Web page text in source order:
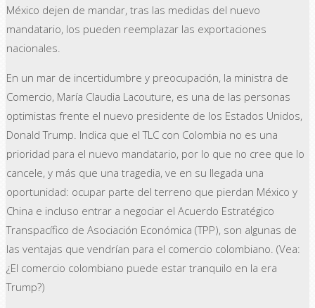
México dejen de mandar, tras las medidas del nuevo
mandatario, los pueden reemplazar las exportaciones
nacionales.
En un mar de incertidumbre y preocupación, la ministra de
Comercio, María Claudia Lacouture, es una de las personas
optimistas frente el nuevo presidente de los Estados Unidos,
Donald Trump. Indica que el TLC con Colombia no es una
prioridad para el nuevo mandatario, por lo que no cree que lo
cancele, y más que una tragedia, ve en su llegada una
oportunidad: ocupar parte del terreno que pierdan México y
China e incluso entrar a negociar el Acuerdo Estratégico
Transpacífico de Asociación Económica (TPP), son algunas de
las ventajas que vendrían para el comercio colombiano. (Vea:
¿El comercio colombiano puede estar tranquilo en la era
Trump?)